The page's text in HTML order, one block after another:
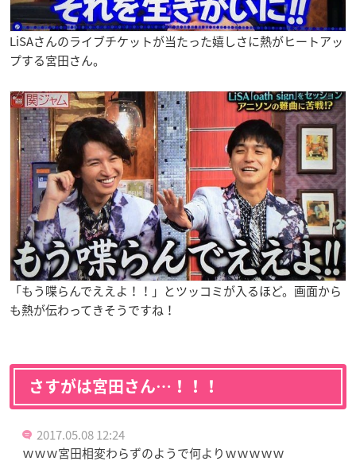
LiSAさんのライブチケットが当たった嬉しさに熱がヒートアッ
プする宮田さん。
「もう喋らんでええよ！！」とツッコミが入るほど。画面から
も熱が伝わってきそうですね！
さすがは宮田さん…！！！
2017.05.08 12:24
ｗｗｗ宮田相変わらずのようで何よりｗｗｗｗｗ